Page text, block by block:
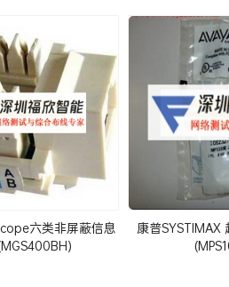
六类非屏蔽信息
康普SYSTIMAX